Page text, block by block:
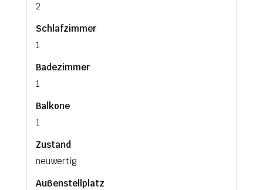
2
Schlafzimmer
1
Badezimmer
1
Balkone
1
Zustand
neuwertig
Außen­stellplatz